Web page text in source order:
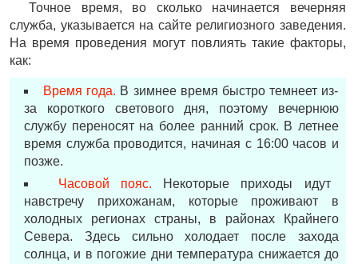
Точное время, во сколько начинается вечерняя
служба, указывается на сайте религиозного заведения.
На время проведения могут повлиять такие факторы,
как:
Время года. В зимнее время быстро темнеет из-
за короткого светового дня, поэтому вечернюю
службу переносят на более ранний срок. В летнее
время служба проводится, начиная с 16:00 часов и
позже.
Часовой пояс. Некоторые приходы идут
навстречу прихожанам, которые проживают в
холодных регионах страны, в районах Крайнего
Севера. Здесь сильно холодает после захода
солнца, и в погожие дни температура снижается до